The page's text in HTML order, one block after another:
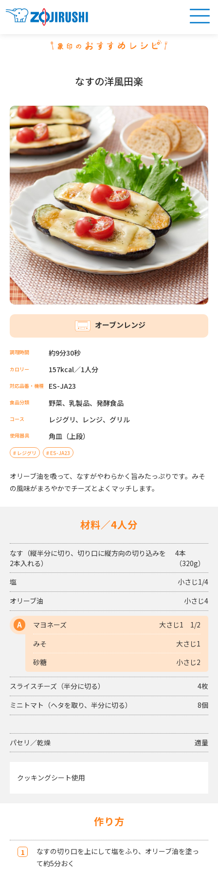
なすの洋風田楽
オーブンレンジ
調理時間 約9分30秒
カロリー 157kcal／1人分
対応品番・機種 ES-JA23
食品分類 野菜、乳製品、発酵食品
コース レジグリ、レンジ、グリル
使用器具 角皿（上段）
レジグリ ES-JA23
オリーブ油を吸って、なすがやわらかく旨みたっぷりです。みそ
の風味がまろやかでチーズとよくマッチします。
材料／4人分
なす（縦半分に切り、切り口に縦方向の切り込みを
2本入れる）
4本
（320g）
塩
小さじ1/4
オリーブ油
小さじ4
A
マヨネーズ
大さじ1 1/2
みそ
大さじ1
砂糖
小さじ2
スライスチーズ（半分に切る）
4枚
ミニトマト（ヘタを取り、半分に切る）
8個
パセリ／乾燥 適量
クッキングシート使用
作り方
なすの切り口を上にして塩をふり、オリーブ油を塗っ
て約5分おく